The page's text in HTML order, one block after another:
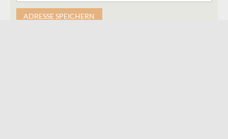
ADRESSE SPEICHERN